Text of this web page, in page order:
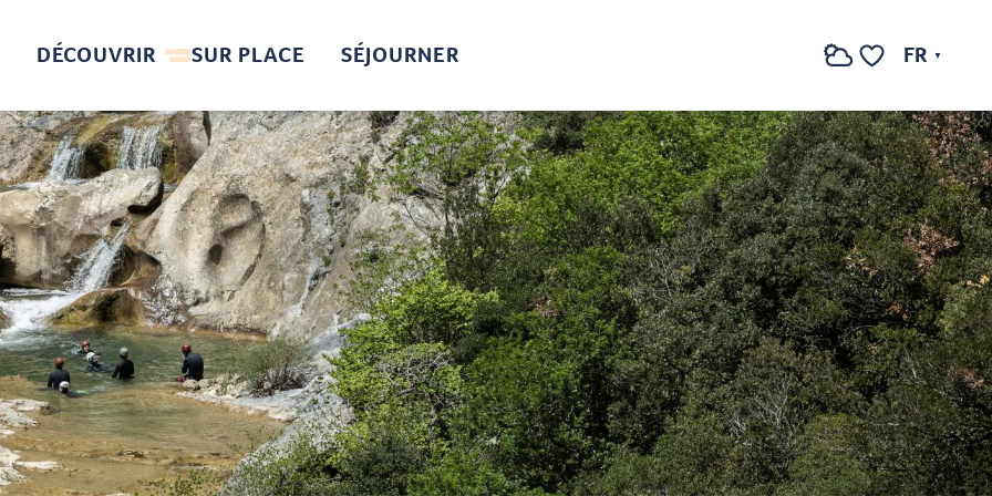
Recherche FR
DÉCOUVRIR SUR PLACE SÉJOURNER